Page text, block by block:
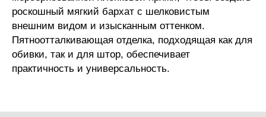
роскошный мягкий бархат с шелковистым
внешним видом и изысканным оттенком.
Пятноотталкивающая отделка, подходящая как для
обивки, так и для штор, обеспечивает
практичность и универсальность.